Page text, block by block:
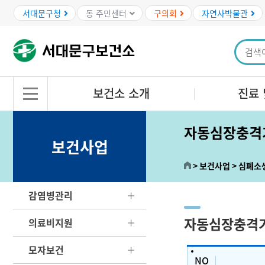
본문바로가기
서대문구청 동 주민센터 구의회 자연사박물관
보건소 소개 진료
보건사업
감염병관리
의료비지원
모자보건
자동심장충
보건사업 심폐소
자동심장충
NO